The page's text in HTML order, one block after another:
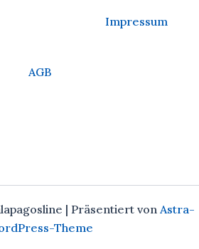
Impressum
AGB
| Präsentiert vonAstra-
Theme